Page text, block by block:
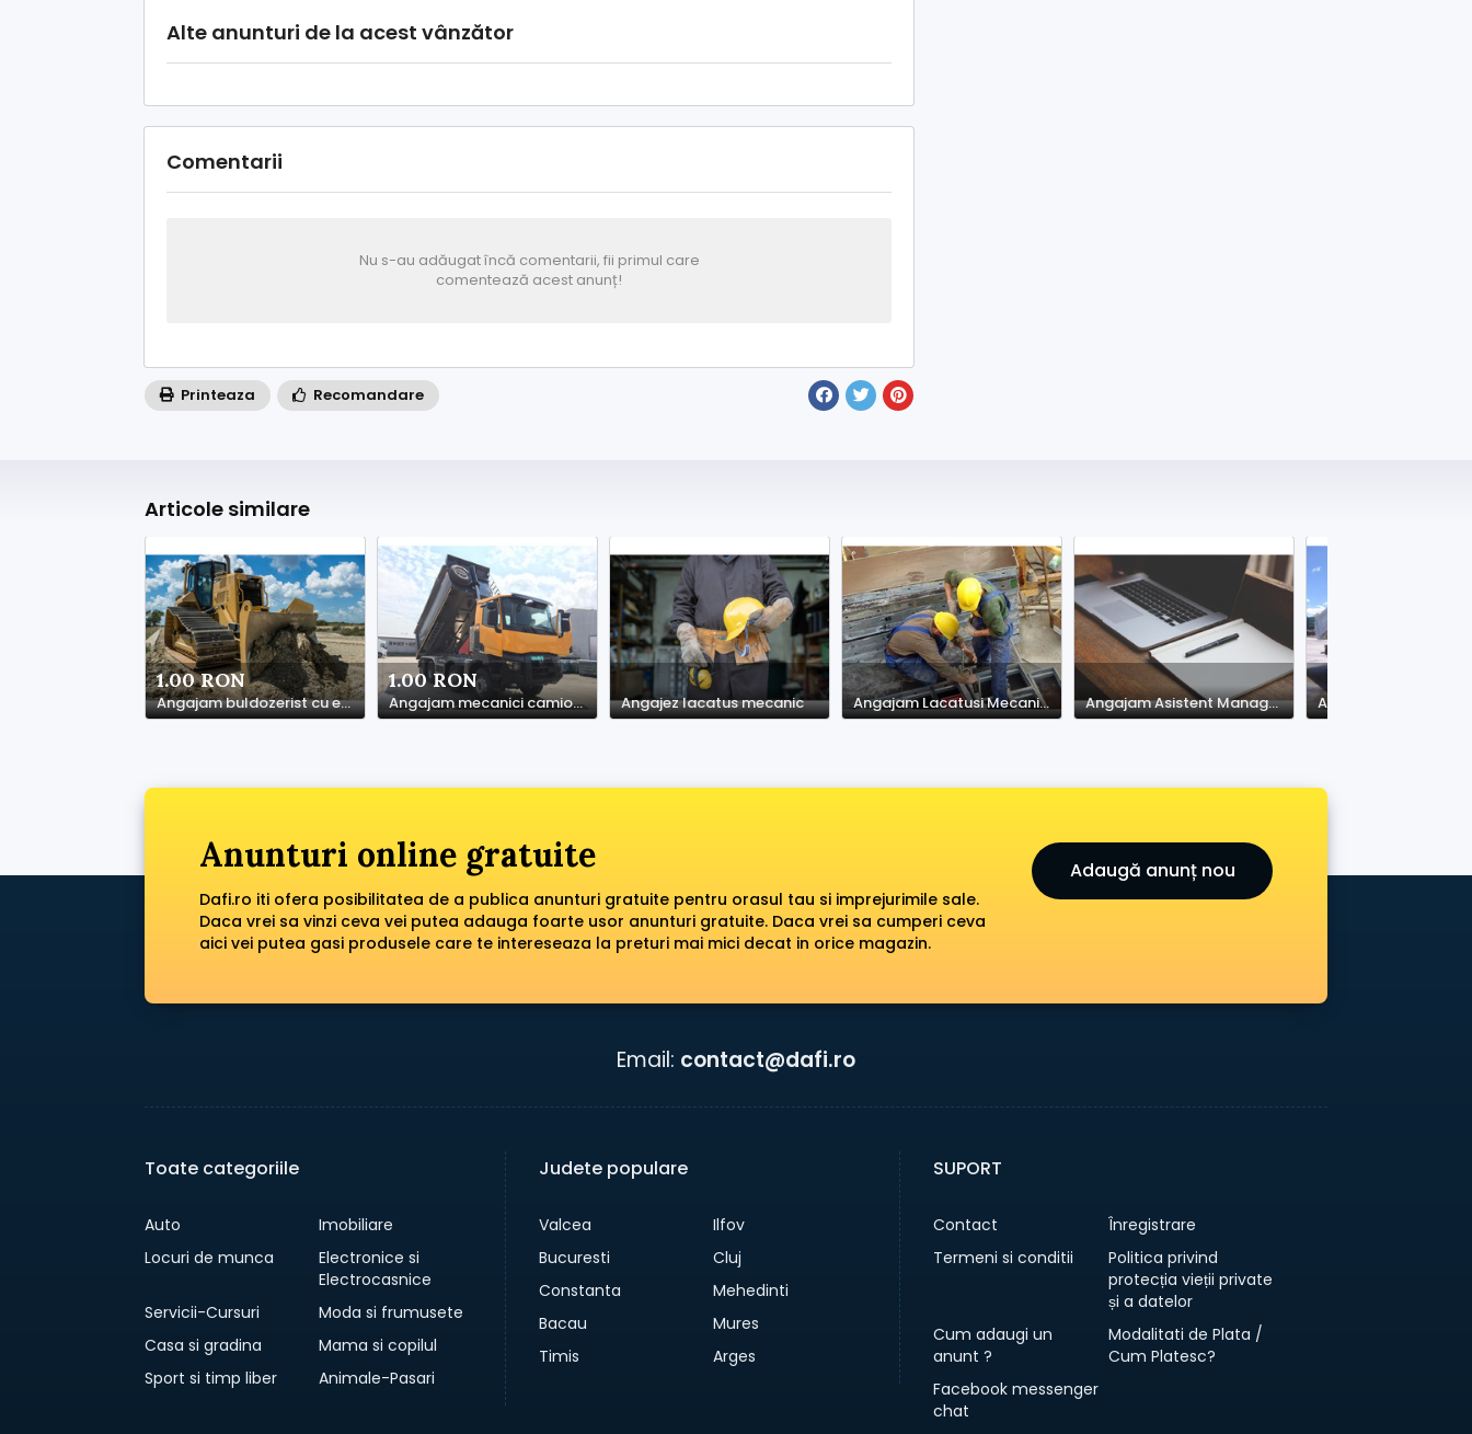
Alte anunturi de la acest vânzător
Comentarii
Nu s-au adăugat încă comentarii, fii primul care
comentează acest anunț!
Printeaza Recomandare
Articole similare
1.00 RON
Angajam buldozerist cu experienta
1.00 RON
Angajam mecanici camioane multimarca Angajez lacatus mecanic Angajam Lacatusi Mecanici Angajam Asistent Manager Raportare
Anunturi online gratuite
Dafi.ro iti ofera posibilitatea de a publica anunturi gratuite pentru orasul tau si imprejurimile sale.
Daca vrei sa vinzi ceva vei putea adauga foarte usor anunturi gratuite. Daca vrei sa cumperi ceva
aici vei putea gasi produsele care te intereseaza la preturi mai mici decat in orice magazin.
Adaugă anunț nou
Email: contact@dafi.ro
Toate categoriile
Auto
Imobiliare
Locuri de munca
Electronice si
Electrocasnice
Servicii-Cursuri
Moda si frumusete
Casa si gradina
Mama si copilul
Sport si timp liber
Animale-Pasari
Judete populare
Valcea
Ilfov
Bucuresti
Cluj
Constanta
Mehedinti
Bacau
Mures
Timis
Arges
SUPORT
Contact
Înregistrare
Termeni si conditii
Politica privind
protecția vieții private
și a datelor
Cum adaugi un
anunt ?
Modalitati de Plata /
Cum Platesc?
Facebook messenger
chat